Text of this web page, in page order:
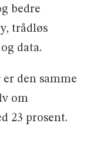
bedre
trådløs
data.
den samme
om
23 prosent.